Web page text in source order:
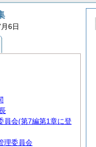
月6日
員会(第7編第1章に登
理委員会